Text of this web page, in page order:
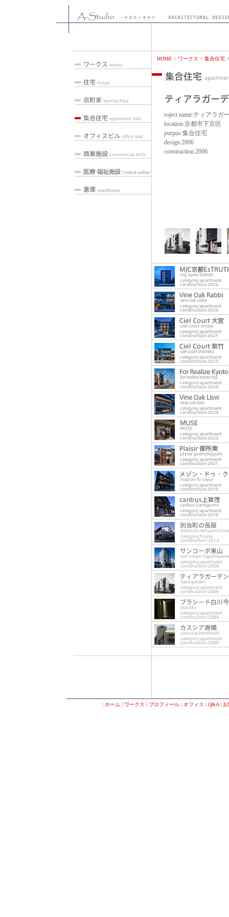
HOME > ワークス > 集合住宅
roject name:ティアラガ
location:京都市下京区
purpus:集合住宅
design:2006
construction:2006
| ホーム | ワークス | プロフィール| オフィス | Q&A|